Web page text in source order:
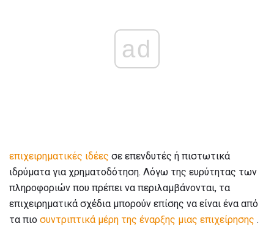
ad
επιχειρηματικές ιδέες σε επενδυτές ή πιστωτικά
ιδρύματα για χρηματοδότηση. Λόγω της ευρύτητας των
πληροφοριών που πρέπει να περιλαμβάνονται, τα
επιχειρηματικά σχέδια μπορούν επίσης να είναι ένα από
τα πιο συντριπτικά μέρη της έναρξης μιας επιχείρησης .